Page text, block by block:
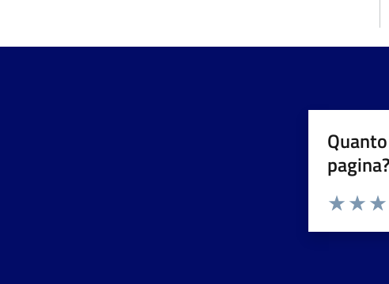
pagina?
Valuta da 1 a 5